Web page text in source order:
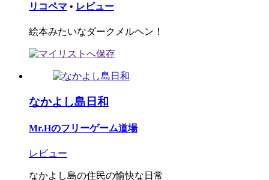
リコペマ • レビュー
絵本みたいなダークメルヘン！
なかよし島日和
Mr.Hのフリーゲーム道場
レビュー
なかよし島の住民の愉快な日常